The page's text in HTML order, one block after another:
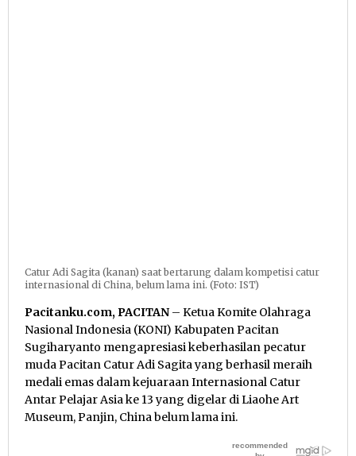
Catur Adi Sagita (kanan) saat bertarung dalam kompetisi catur
internasional di China, belum lama ini. (Foto: IST)
Pacitanku.com, PACITAN – Ketua Komite Olahraga
Nasional Indonesia (KONI) Kabupaten Pacitan
Sugiharyanto mengapresiasi keberhasilan pecatur
muda Pacitan Catur Adi Sagita yang berhasil meraih
medali emas dalam kejuaraan Internasional Catur
Antar Pelajar Asia ke 13 yang digelar di Liaohe Art
Museum, Panjin, China belum lama ini.